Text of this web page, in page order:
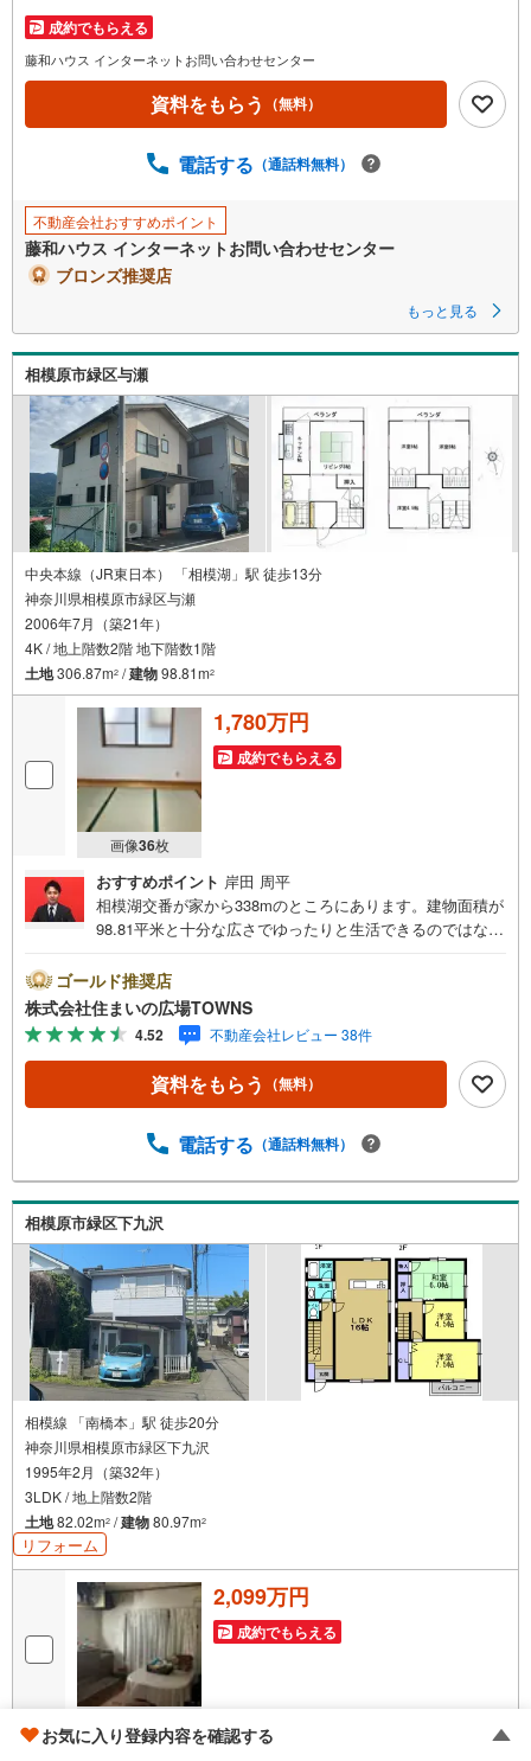
イ
ペ
ー
ジ
成約でもらえる
藤和ハウス インターネットお問い合わせセンター
資料をもらう （無料）
電話する （通話料無料）
不動産会社おすすめポイント
藤和ハウス インターネットお問い合わせセンター
ブロンズ推奨店
もっと見る
相模原市緑区与瀬
中央本線（JR東日本） 「相模湖」駅 徒歩13分
神奈川県相模原市緑区与瀬
2006年7月（築21年）
4K / 地上階数2階 地下階数1階
土地306.87m2 /建物98.81m2
画像36枚
1,780万円
成約でもらえる
おすすめポイント 岸田 周平
相模湖交番が家から338mのところにあります。建物面積が
98.81平米と十分な広さでゆったりと生活できるのではない
暮らせます。ファミリーに好評。経済的にもうれしい中古
の戸建て物件です。年度内入居可能なので、まずは気軽に
ご相談ください。4Kは料理をすることの多いご家族も安心
です。フローリングは掃除が簡単です。
ゴールド推奨店
株式会社住まいの広場TOWNS
4.52 不動産会社レビュー 38件
資料をもらう （無料）
電話する （通話料無料）
相模原市緑区下九沢
相模線 「南橋本」駅 徒歩20分
神奈川県相模原市緑区下九沢
1995年2月（築32年）
3LDK / 地上階数2階
土地82.02m2 /建物80.97m2
リフォーム
2,099万円
成約でもらえる
お気に入り登録内容を確認する